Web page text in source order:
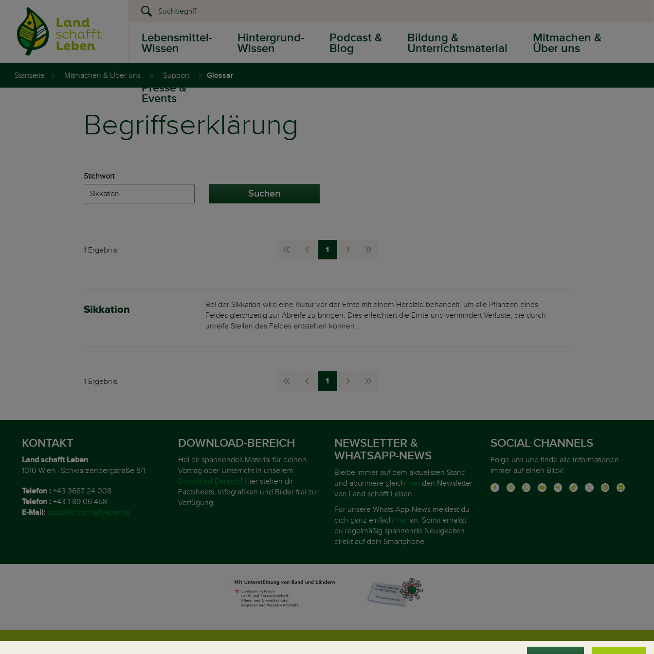
Lebensmittel-
Wissen
Hintergrund-
Wissen
Podcast &
Blog
Bildung &
Unterrichtsmaterial
Mitmachen &
Über uns
Presse &
Events
Startseite Mitmachen & Über uns Support Glossar
Begriffserklärung
Stichwort
Suchen
1 Ergebnis
nav.Firstnav.Pagenav.Page
1
nav.Nextnav.Last
Sikkation
Bei der Sikkation wird eine Kultur vor der Ernte mit einem Herbizid behandelt, um alle Pflanzen eines
Feldes gleichzeitig zur Abreife zu bringen. Dies erleichtert die Ernte und vermindert Verluste, die durch
unreife Stellen des Feldes entstehen können.
1 Ergebnis
nav.Firstnav.Pagenav.Page
1
nav.Nextnav.Last
KONTAKT
Land schafft Leben
1010 Wien | Schwarzenbergstraße 8/1
Telefon : +43 3687 24 008
Telefon : +43 1 89 06 458
E-Mail: post@landschafftleben.at
DOWNLOAD-BEREICH
Hol dir spannendes Material für deinen
Vortrag oder Unterricht in unserem
Download-Bereich! Hier stehen dir
Factsheets, Infografiken und Bilder frei zur
Verfügung.
NEWSLETTER &
WHATSAPP-NEWS
Bleibe immer auf dem aktuellsten Stand
und abonniere gleich hier den Newsletter
von Land schafft Leben.
Für unsere Whats-App-News meldest du
dich ganz einfach hier an. Somit erhältst
du regelmäßig spannende Neuigkeiten
direkt auf dein Smartphone.
SOCIAL CHANNELS
Folge uns und finde alle Informationen
immer auf einen Blick!